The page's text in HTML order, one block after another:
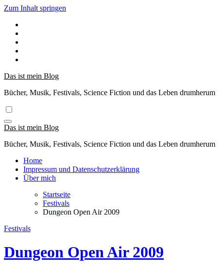
Zum Inhalt springen
Das ist mein Blog
Bücher, Musik, Festivals, Science Fiction und das Leben drumherum
Das ist mein Blog
Bücher, Musik, Festivals, Science Fiction und das Leben drumherum
Home
Impressum und Datenschutzerklärung
Über mich
Startseite
Festivals
Dungeon Open Air 2009
Festivals
Dungeon Open Air 2009